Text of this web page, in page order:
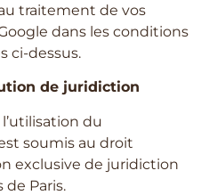
traitement de vos
dans les conditions
ci-dessus.
de juridiction
du
soumis au droit
exclusive de juridiction
Paris.